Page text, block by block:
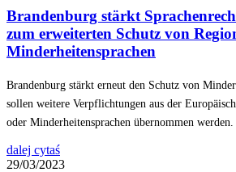
Brandenburg stärkt
zum erweiterten Schutz von
Minderheitensprachen
Brandenburg stärkt erneut den Schutz von
sollen weitere Verpflichtungen aus der
oder Minderheitensprachen übernommen werden.
dalej cytaś
29/03/2023